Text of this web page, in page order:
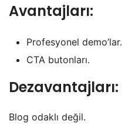
Avantajları:
Profesyonel demo’lar.
CTA butonları.
Dezavantajları:
Blog odaklı değil.